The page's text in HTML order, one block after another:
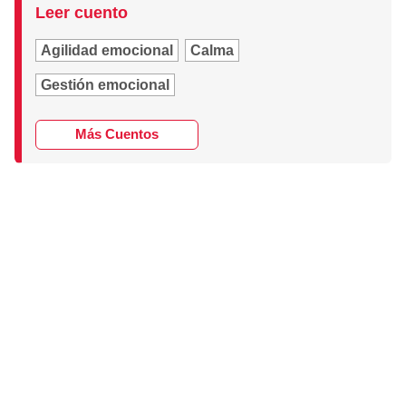
Leer cuento
Agilidad emocional Calma
Gestión emocional
Más Cuentos